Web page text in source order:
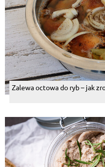
Zalewa octowa do ryb – jak